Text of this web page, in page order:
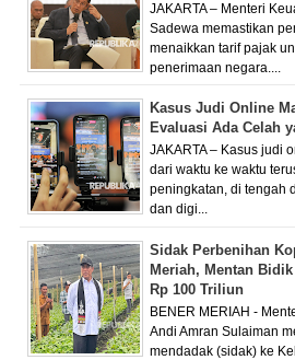
JAKARTA – Menteri
Sadewa memastikan
menaikkan tarif pajak
penerimaan negara....
Kasus Judi Online
Evaluasi Ada Celah
JAKARTA – Kasus judi
dari waktu ke waktu
peningkatan, di tengah
dan digi...
Sidak Perbenihan
Meriah, Mentan
Rp 100 Triliun
BENER MERIAH -
Andi Amran Sulaiman
mendadak (sidak) ke